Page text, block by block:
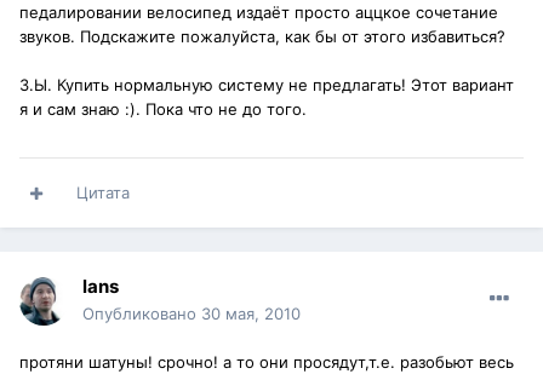
педалировании велосипед издаёт просто аццкое сочетание
звуков. Подскажите пожалуйста, как бы от этого избавиться?
З.Ы. Купить нормальную систему не предлагать! Этот вариант
я и сам знаю :). Пока что не до того.
Цитата
lans
Опубликовано 30 мая, 2010
протяни шатуны! срочно! а то они просядут,т.е. разобьют весь